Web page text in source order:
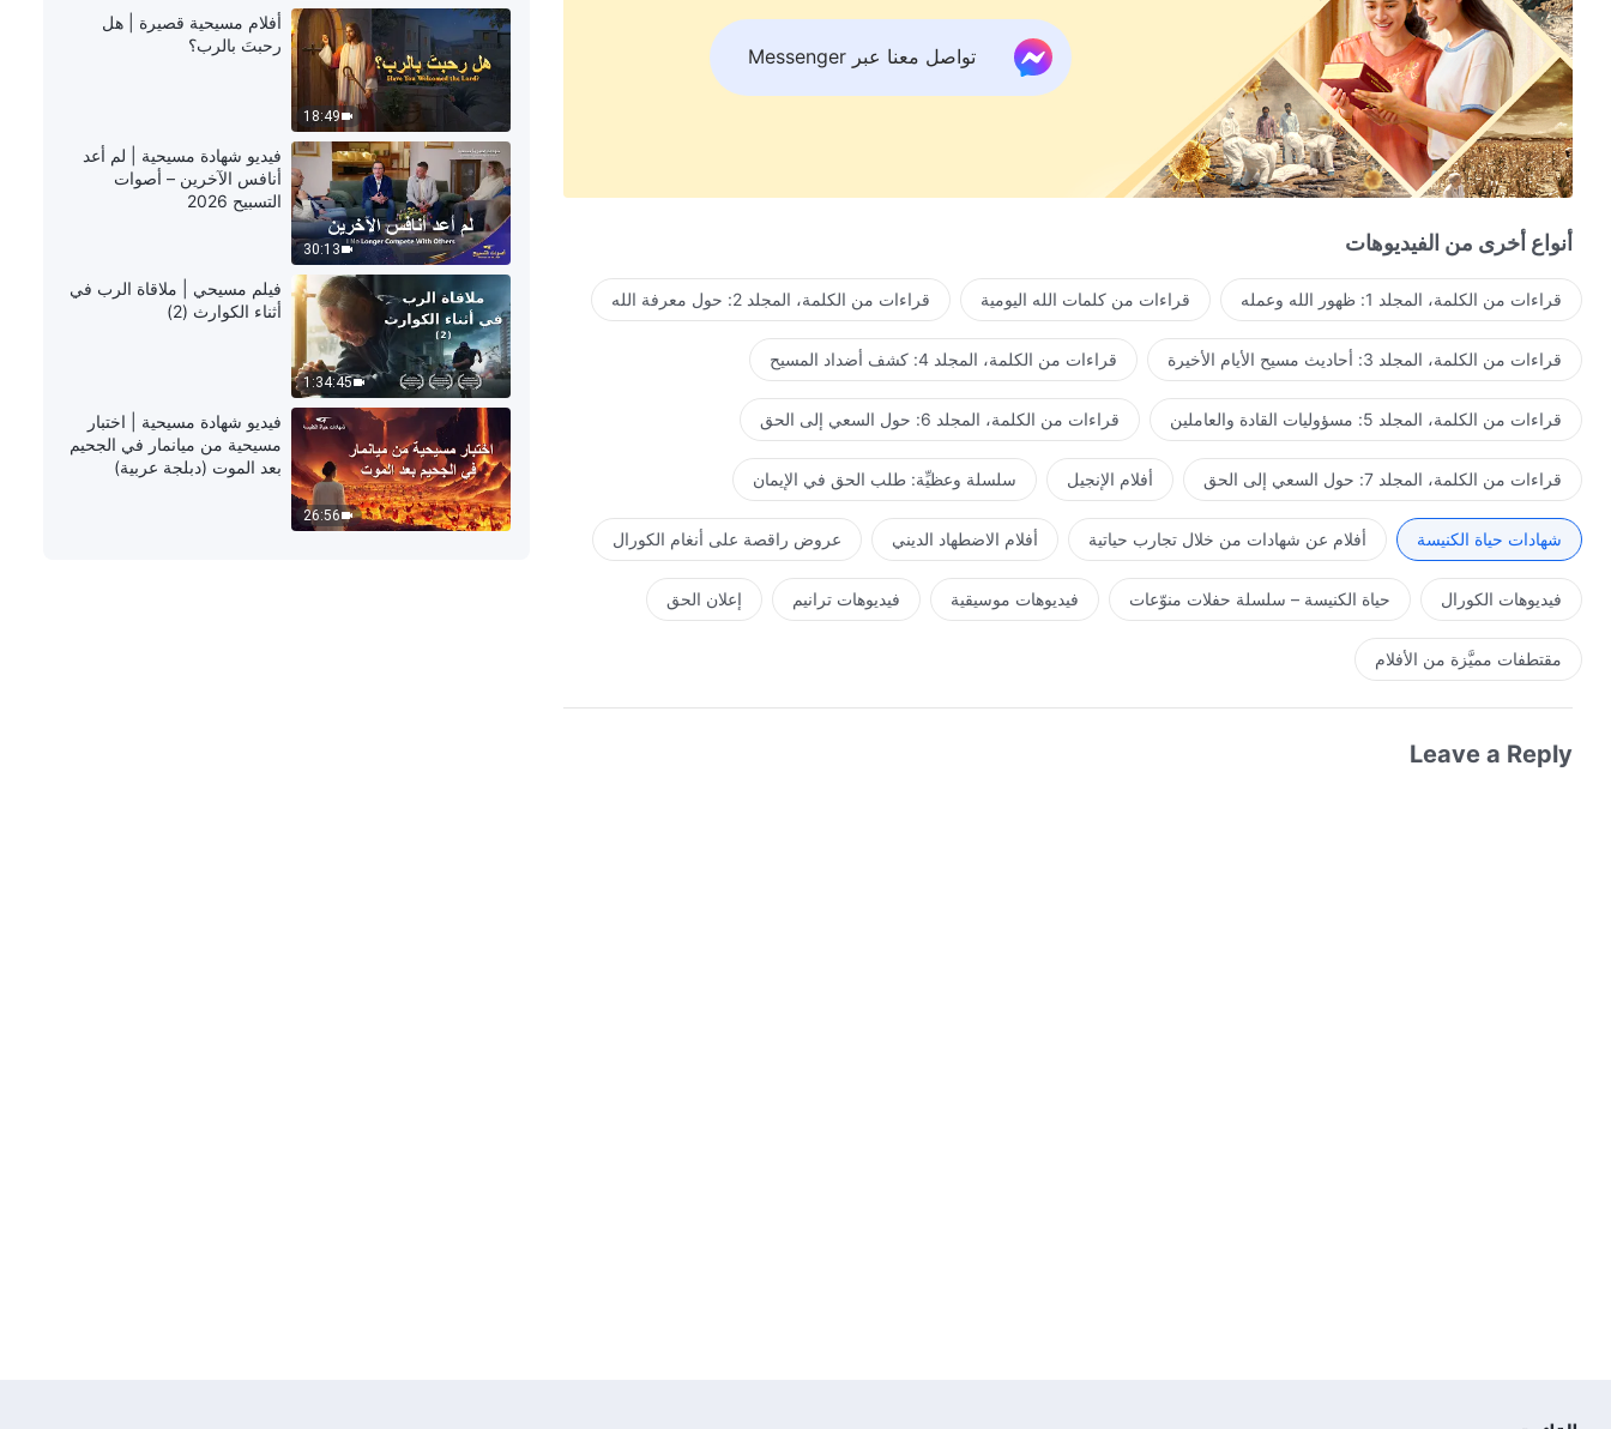
53:56
لا يمكنك القيام بواجبك جيدًا إذا كنت
دائمًا ما تحافظ على نفسك (دبلجة
عربية)
37:30
لن أشعر بعد الآن بالتوتر والقلق من
الشيخوخة (دبلجة عربية)
1:01:59
هل التحلّي بالتفهم يعني امتلاك إنسانية
صالحة؟ (دبلجة عربية)
55:16
أيامي في القيام بواجب الاستضافة
(دبلجة عربية)
تواصل معنا عبر Messenger
أنواع أخرى من الفيديوهات
قراءات من الكلمة، المجلد 1: ظهور الله وعمله قراءات من كلمات الله اليومية قراءات من الكلمة، المجلد 2: حول معرفة الله
قراءات من الكلمة، المجلد 3: أحاديث مسيح الأيام الأخيرة قراءات من الكلمة، المجلد 4: كشف أضداد المسيح
قراءات من الكلمة، المجلد 5: مسؤوليات القادة والعاملين قراءات من الكلمة، المجلد 6: حول السعي إلى الحق
قراءات من الكلمة، المجلد 7: حول السعي إلى الحق أفلام الإنجيل سلسلة وعظيِّة: طلب الحق في الإيمان
شهادات حياة الكنيسة أفلام عن شهادات من خلال تجارب حياتية أفلام الاضطهاد الديني عروض راقصة على أنغام الكورال
فيديوهات الكورال حياة الكنيسة – سلسلة حفلات منوّعات فيديوهات موسيقية فيديوهات ترانيم إعلان الحق
مقتطفات مميَّزة من الأفلام
Leave a Reply
18:49
أفلام مسيحية قصيرة | هل
رحبتَ بالرب؟
30:13
فيديو شهادة مسيحية | لم أعد
أنافس الآخرين – أصوات
التسبيح 2026
1:34:45
فيلم مسيحي | ملاقاة الرب في
أثناء الكوارث (2)
26:56
فيديو شهادة مسيحية | اختبار
مسيحية من ميانمار في الجحيم
بعد الموت (دبلجة عربية)